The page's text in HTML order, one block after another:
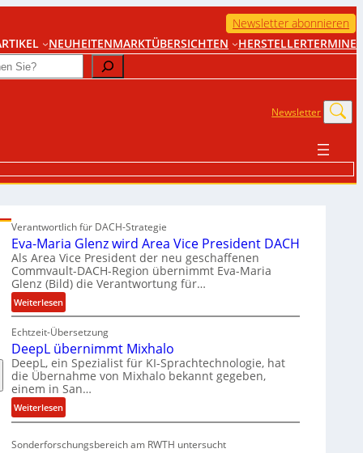
Newsletter abonnieren
NEUHEITENMARKTÜBERSICHTEN HERSTELLERTERMINE
Newsletter
Verantwortlich für DACH-Strategie
Eva-Maria Glenz wird Area Vice President DACH
Als Area Vice President der neu geschaffenen
Commvault-DACH-Region übernimmt Eva-Maria
Glenz (Bild) die Verantwortung für…
Weiterlesen:
E
v
a
-
M
a
r
i
Echtzeit-Übersetzung
DeepL übernimmt Mixhalo
DeepL, ein Spezialist für KI-Sprachtechnologie, hat
die Übernahme von Mixhalo bekannt gegeben,
einem in San…
Weiterlesen:
D
Sonderforschungsbereich am RWTH untersucht